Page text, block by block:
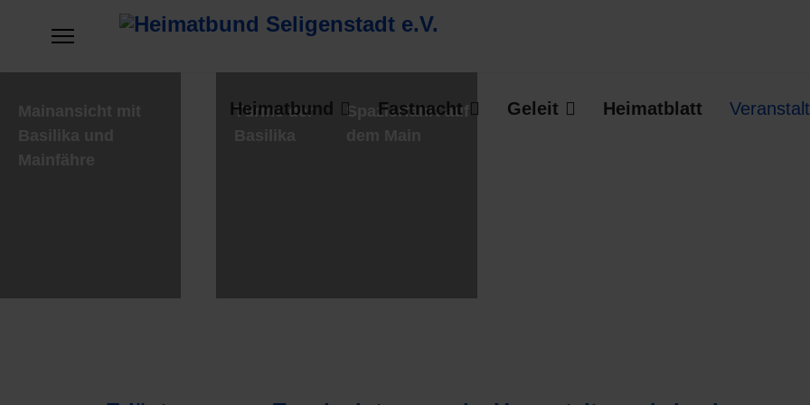
Heimatbund Fastnacht Geleit Heimatblatt
Türme der
Spazierfahrt auf